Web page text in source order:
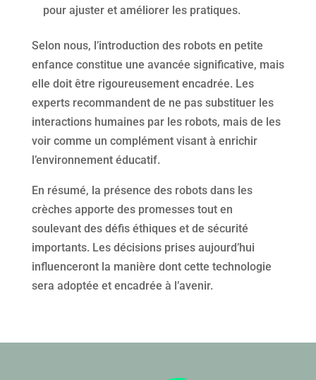
pour ajuster et améliorer les pratiques.
Selon nous, l’introduction des robots en petite
enfance constitue une avancée significative, mais
elle doit être rigoureusement encadrée. Les
experts recommandent de ne pas substituer les
interactions humaines par les robots, mais de les
voir comme un complément visant à enrichir
l’environnement éducatif.
En résumé, la présence des robots dans les
crèches apporte des promesses tout en
soulevant des défis éthiques et de sécurité
importants. Les décisions prises aujourd’hui
influenceront la manière dont cette technologie
sera adoptée et encadrée à l’avenir.